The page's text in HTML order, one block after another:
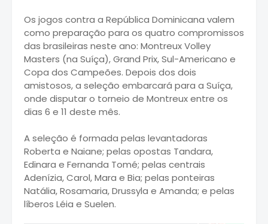
Os jogos contra a República Dominicana valem
como preparação para os quatro compromissos
das brasileiras neste ano: Montreux Volley
Masters (na Suíça), Grand Prix, Sul-Americano e
Copa dos Campeões. Depois dos dois
amistosos, a seleção embarcará para a Suíça,
onde disputar o torneio de Montreux entre os
dias 6 e 11 deste mês.
A seleção é formada pelas levantadoras
Roberta e Naiane; pelas opostas Tandara,
Edinara e Fernanda Tomé; pelas centrais
Adenízia, Carol, Mara e Bia; pelas ponteiras
Natália, Rosamaria, Drussyla e Amanda; e pelas
líberos Léia e Suelen.